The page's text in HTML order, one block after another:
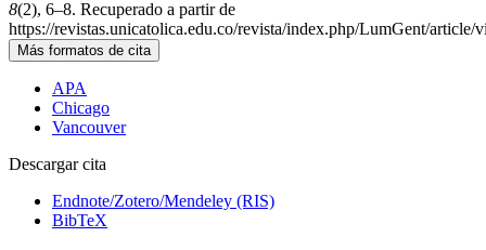
8(2), 6–8. Recuperado a partir de
https://revistas.unicatolica.edu.co/revista/index.php/LumGent/article/
Más formatos de cita
APA
Chicago
Vancouver
Descargar cita
Endnote/Zotero/Mendeley (RIS)
BibTeX